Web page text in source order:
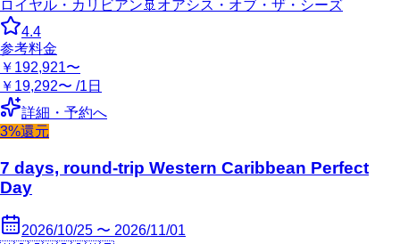
ロイヤル・カリビアン 🚢 オアシス・オブ・ザ・シーズ
4.4
参考料金
￥192,921〜
￥19,292〜 /1日
詳細・予約へ
3%還元
7 days, round-trip Western Caribbean Perfect
Day
2026/10/25 〜 2026/11/01